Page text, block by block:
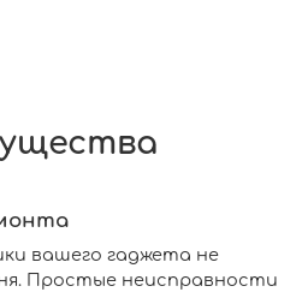
вашего гаджета не
Простые неисправности